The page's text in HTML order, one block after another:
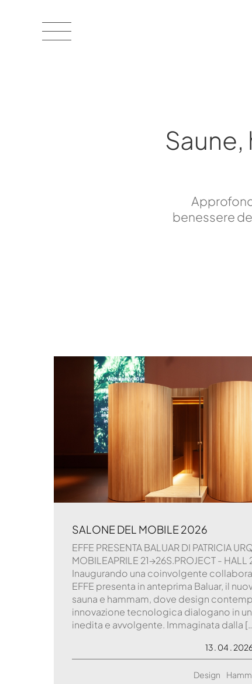
benessere
SALONE DEL MOBILE 2026
EFFE PRESENTA BALUAR DI PATRICIA
MOBILEAPRILE 21→26S.PROJECT - HALL
Inaugurando una coinvolgente
EFFE presenta in anteprima Baluar, il
sauna e hammam, dove design
innovazione tecnologica dialogano in
inedita e avvolgente. Immaginata dalla
13 . 04 .
Design